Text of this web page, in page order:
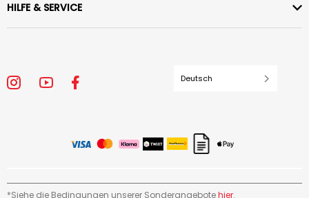
HILFE & SERVICE
Deutsch
*Siehe die Bedingungen unserer Sonderangebotehier.